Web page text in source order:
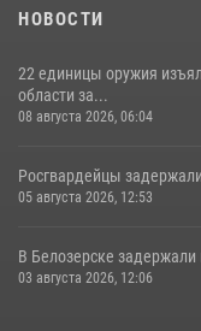
НОВОСТИ
22 единицы оружия
области за...
08 августа 2026, 06:04
Росгвардейцы
05 августа 2026, 12:53
В Белозерске
03 августа 2026, 12:06